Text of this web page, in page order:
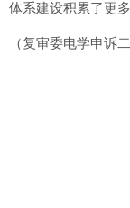
体系建设积累了更多
（复审委电学申